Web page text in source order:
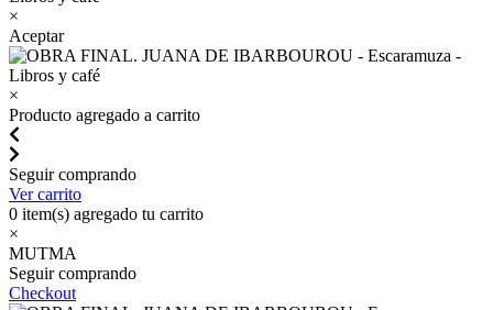
×
Aceptar
×
Producto agregado a carrito
Seguir comprando
Ver carrito
0 item(s) agregado tu carrito
×
MUTMA
Seguir comprando
Checkout